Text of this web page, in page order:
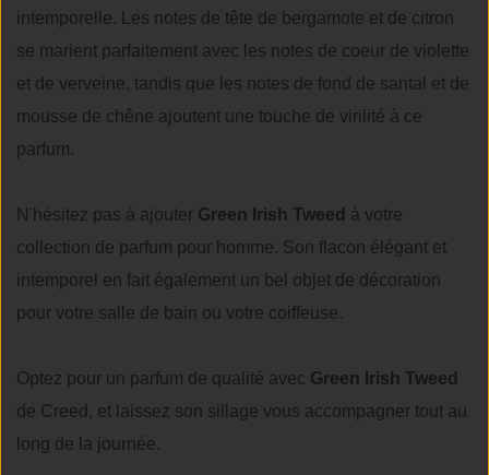
intemporelle. Les notes de tête de bergamote et de citron
se marient parfaitement avec les notes de coeur de violette
et de verveine, tandis que les notes de fond de santal et de
mousse de chêne ajoutent une touche de virilité à ce
parfum.
N'hésitez pas à ajouter Green Irish Tweed à votre
collection de parfum pour homme. Son flacon élégant et
intemporel en fait également un bel objet de décoration
pour votre salle de bain ou votre coiffeuse.
Optez pour un parfum de qualité avec Green Irish Tweed
de Creed, et laissez son sillage vous accompagner tout au
long de la journée.